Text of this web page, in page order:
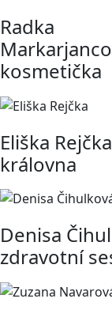
Radka
kosmetička
Eliška Rejčka
královna
Denisa
zdravotní